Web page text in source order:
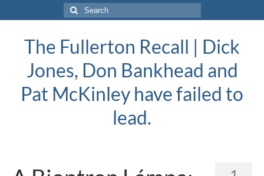
Search
for:
The Fullerton Recall | Dick
Jones, Don Bankhead and
Pat McKinley have failed to
lead.